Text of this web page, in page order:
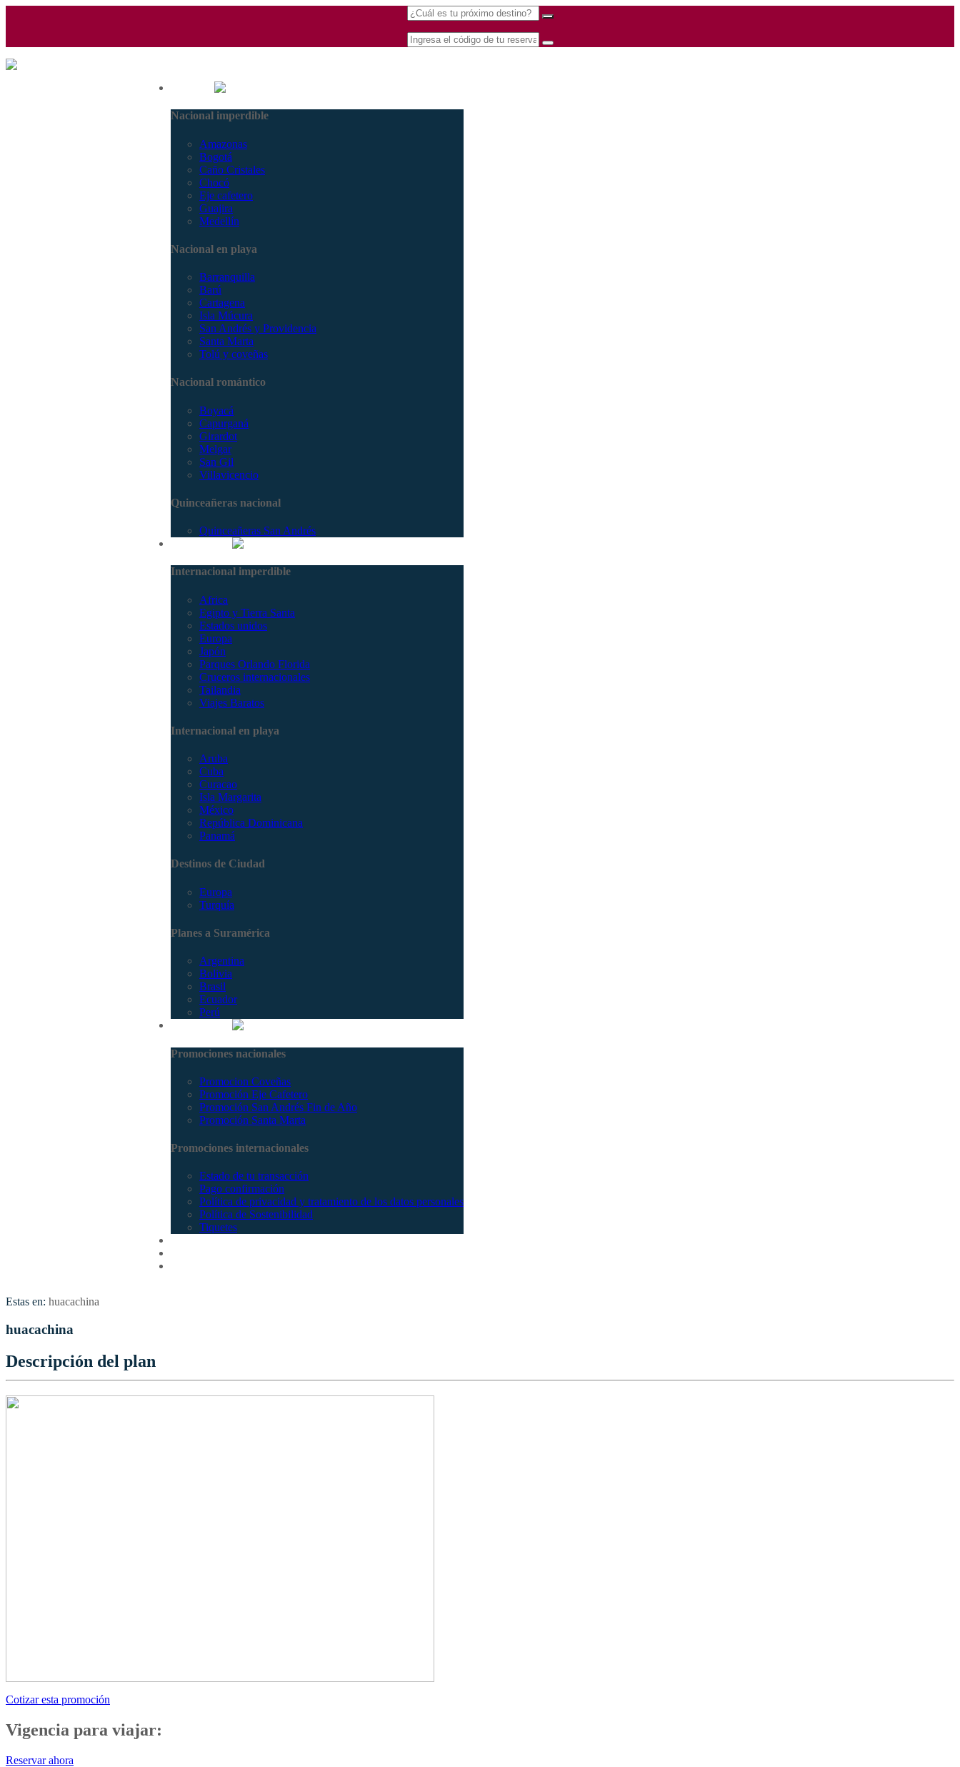
Nacional imperdible
Amazonas
Bogotá
Caño Cristales
Chocó
Eje cafetero
Guajira
Medellín
Nacional en playa
Barranquilla
Barú
Cartagena
Isla Múcura
San Andrés y Providencia
Santa Marta
Tolú y coveñas
Nacional romántico
Boyacá
Capurganá
Girardot
Melgar
San Gil
Villavicencio
Quinceañeras nacional
Quinceañeras San Andrés
Internacional imperdible
Africa
Egipto y Tierra Santa
Estados unidos
Europa
Japón
Parques Orlando Florida
Cruceros internacionales
Tailandia
Viajes Baratos
Internacional en playa
Aruba
Cuba
Curacao
Isla Margarita
México
República Dominicana
Panamá
Destinos de Ciudad
Europa
Turquía
Planes a Suramérica
Argentina
Bolivia
Brasil
Ecuador
Perú
Promociones nacionales
Promocion Coveñas
Promoción Eje Cafetero
Promoción San Andrés Fin de Año
Promoción Santa Marta
Promociones internacionales
Estado de tu transacción
Pago confirmación
Política de privacidad y tratamiento de los datos personales
Política de Sostenibilidad
Tiquetes
Estas en: huacachina
huacachina
Descripción del plan
Cotizar esta promoción
Vigencia para viajar:
Reservar ahora